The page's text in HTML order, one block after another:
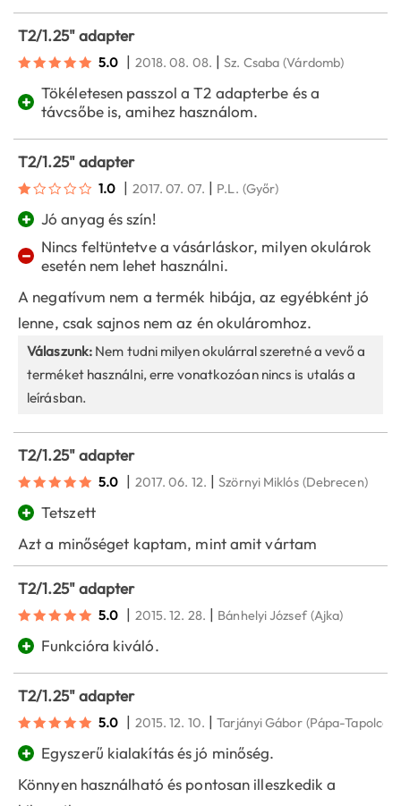
T2/1.25" adapter
5.0 | 2018. 08. 08. |Sz. Csaba (Várdomb)
+ Tökéletesen passzol a T2 adapterbe és a
távcsőbe is, amihez használom.
T2/1.25" adapter
1.0 | 2017. 07. 07. | P.L. (Győr)
+ Jó anyag és szín!
−
Nincs feltüntetve a vásárláskor, milyen okulárok
esetén nem lehet használni.
A negatívum nem a termék hibája, az egyébként jó
lenne, csak sajnos nem az én okuláromhoz.
Válaszunk: Nem tudni milyen okulárral szeretné a vevő a
terméket használni, erre vonatkozóan nincs is utalás a
leírásban.
T2/1.25" adapter
5.0 | 2017. 06. 12. |Szörnyi Miklós (Debrecen)
+ Tetszett
Azt a minőséget kaptam, mint amit vártam
T2/1.25" adapter
5.0 | 2015. 12. 28. | Bánhelyi József (Ajka)
+ Funkcióra kiváló.
T2/1.25" adapter
5.0 | 2015. 12. 10. |Tarjányi Gábor (Pápa-
+
Egyszerű kialakítás és jó minőség.
Könnyen használható és pontosan illeszkedik a